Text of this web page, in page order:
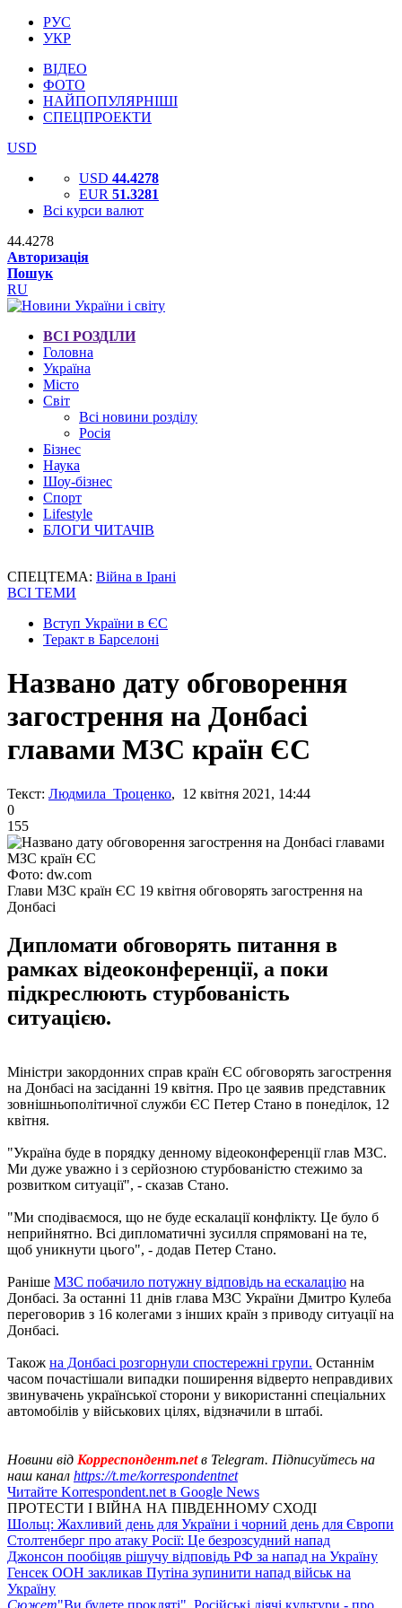
РУС
УКР
ВІДЕО
ФОТО
НАЙПОПУЛЯРНІШІ
СПЕЦПРОЕКТИ
USD
USD 44.4278
EUR 51.3281
Всі курси валют
44.4278
Авторизація
Пошук
RU
ВСІ РОЗДІЛИ
Головна
Україна
Місто
Світ
Всі новини розділу
Росія
Бізнес
Наука
Шоу-бізнес
Спорт
Lifestyle
БЛОГИ ЧИТАЧІВ
СПЕЦТЕМА: Війна в Ірані
ВСІ ТЕМИ
Вступ України в ЄС
Теракт в Барселоні
Названо дату обговорення
загострення на Донбасі
главами МЗС країн ЄС
Текст: Людмила Троценко, 12 квітня 2021, 14:44
0
155
Фото: dw.com
Глави МЗС країн ЄС 19 квітня обговорять загострення на
Донбасі
Дипломати обговорять питання в
рамках відеоконференції, а поки
підкреслюють стурбованість
ситуацією.
Міністри закордонних справ країн ЄС обговорять загострення
на Донбасі на засіданні 19 квітня. Про це заявив представник
зовнішньополітичної служби ЄС Петер Стано в понеділок, 12
квітня.
"Україна буде в порядку денному відеоконференції глав МЗС.
Ми дуже уважно і з серйозною стурбованістю стежимо за
розвитком ситуації", - сказав Стано.
"Ми сподіваємося, що не буде ескалації конфлікту. Це було б
неприйнятно. Всі дипломатичні зусилля спрямовані на те,
щоб уникнути цього", - додав Петер Стано.
Раніше МЗС побачило потужну відповідь на ескалацію на
Донбасі. За останні 11 днів глава МЗС України Дмитро Кулеба
переговорив з 16 колегами з інших країн з приводу ситуації на
Донбасі.
Також на Донбасі розгорнули спостережні групи. Останнім
часом почастішали випадки поширення відверто неправдивих
звинувачень української сторони у використанні спеціальних
автомобілів у військових цілях, відзначили в штабі.
Новини від Корреспондент.netв Telegram. Підписуйтесь на
наш канал https://t.me/korrespondentnet
Читайте Korrespondent.net в Google News
ПРОТЕСТИ І ВІЙНА НА ПІВДЕННОМУ СХОДІ
Шольц: Жахливий день для України і чорний день для Європи
Столтенберг про атаку Росії: Це безрозсудний напад
Джонсон пообіцяв рішучу відповідь РФ за напад на Україну
Генсек ООН закликав Путіна зупинити напад військ на
Україну
Сюжет"Ви будете прокляті". Російські діячі культури - про